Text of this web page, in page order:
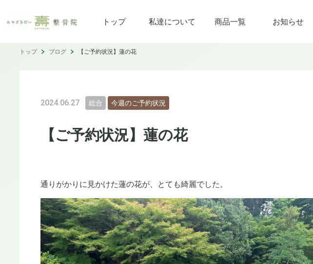
トップ 私達について 商品一覧 お知らせ
トップ ブログ 【ご予約状況】蓮の花
2024.06.27 総合 今週のご予約状況
【ご予約状況】蓮の花
通りがかりに見かけた蓮の花が、とても綺麗でした。